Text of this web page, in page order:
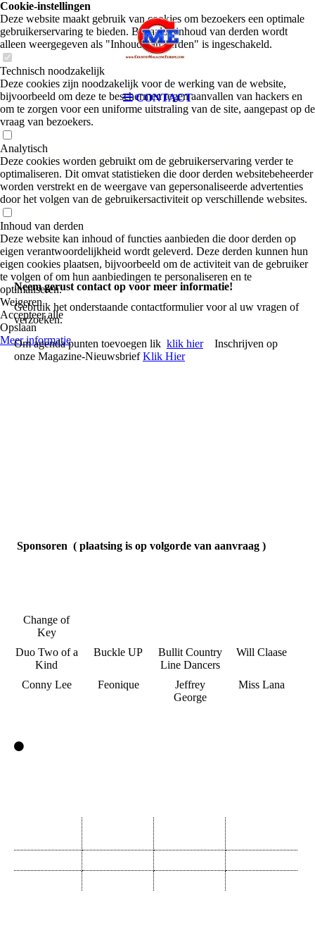
CONTACT
CME Magazine
Country Magazine for Artists
and Line Dancers - since 2001
Neem gerust contact op voor meer informatie!
Gebruik het onderstaande contactformulier voor al uw vragen of
verzoeken.
Om agenda punten toevoegen lik klik hierInschrijven op
onze Magazine-NieuwsbriefKlik Hier
Sponsoren ( plaatsing is op volgorde van aanvraag )
Change of
Key
Duo Two of a
Kind
Buckle UP
Bullit Country
Line Dancers
Will Claase
Conny Lee Feonique
Jeffrey
George
Miss Lana
Cookie-instellingen
Deze website maakt gebruik van cookies om bezoekers een optimale
gebruikerservaring te bieden. Bepaalde inhoud van derden wordt
alleen weergegeven als "Inhoud van derden" is ingeschakeld.
Technisch noodzakelijk
Deze cookies zijn noodzakelijk voor de werking van de website,
bijvoorbeeld om deze te beschermen tegen aanvallen van hackers en
om te zorgen voor een uniforme uitstraling van de site, aangepast op de
vraag van bezoekers.
Analytisch
Deze cookies worden gebruikt om de gebruikerservaring verder te
optimaliseren. Dit omvat statistieken die door derden websitebeheerder
worden verstrekt en de weergave van gepersonaliseerde advertenties
door het volgen van de gebruikersactiviteit op verschillende websites.
Inhoud van derden
Deze website kan inhoud of functies aanbieden die door derden op
eigen verantwoordelijkheid wordt geleverd. Deze derden kunnen hun
eigen cookies plaatsen, bijvoorbeeld om de activiteit van de gebruiker
te volgen of om hun aanbiedingen te personaliseren en te
optimaliseren.
Weigeren
Accepteer alle
Opslaan
Meer informatie